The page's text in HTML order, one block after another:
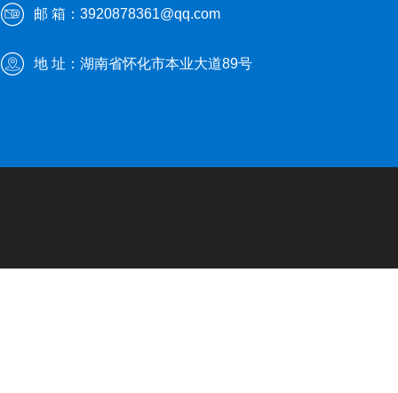
邮 箱：3920878361@qq.com
地 址：湖南省怀化市本业大道89号